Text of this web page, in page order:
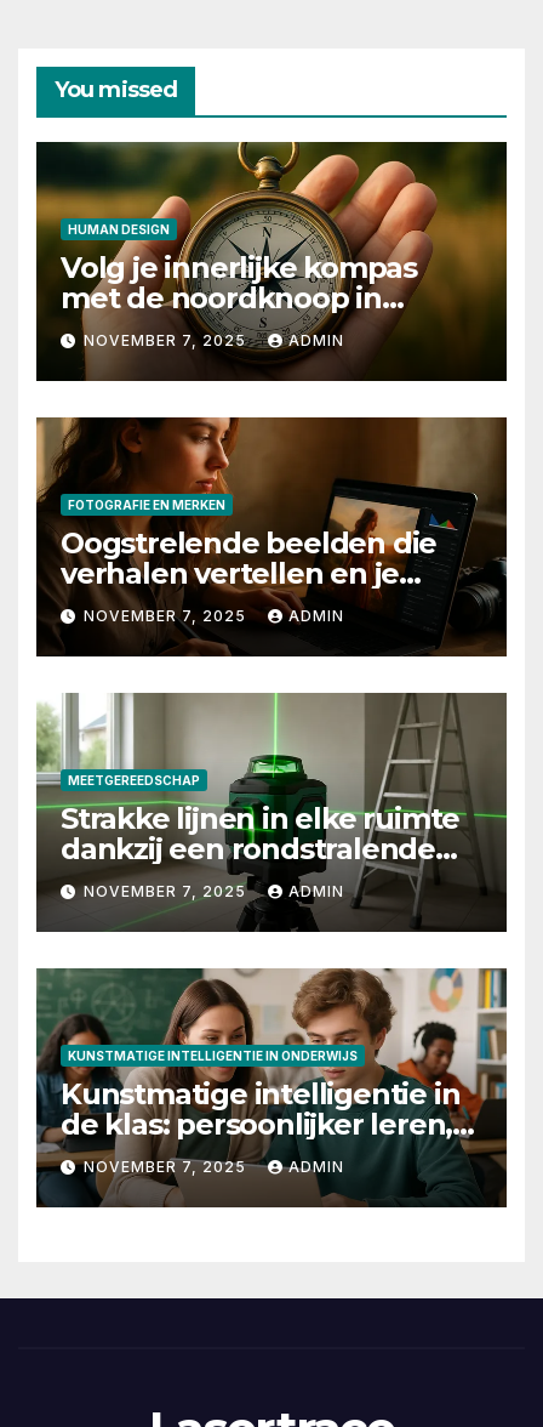
You missed
HUMAN DESIGN
Volg je innerlijke kompas
met de noordknoop in
human design
NOVEMBER 7, 2025 ADMIN
FOTOGRAFIE EN MERKEN
Oogstrelende beelden die
verhalen vertellen en je
merk laten stralen
NOVEMBER 7, 2025 ADMIN
MEETGEREEDSCHAP
Strakke lijnen in elke ruimte
dankzij een rondstralende
laserwaterpas
NOVEMBER 7, 2025 ADMIN
KUNSTMATIGE INTELLIGENTIE IN ONDERWIJS
Kunstmatige intelligentie in
de klas: persoonlijker leren,
slimmere feedback en
betere toetsing
NOVEMBER 7, 2025 ADMIN